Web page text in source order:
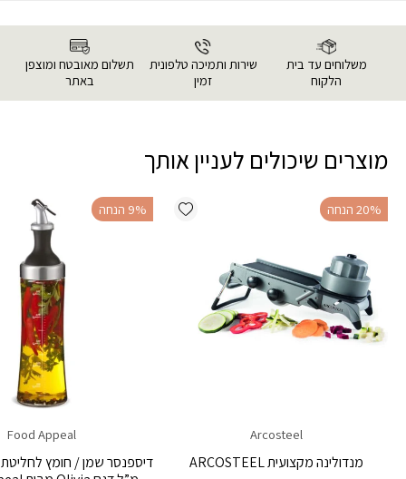
משלוחים עד בית
הלקוח
שירות ותמיכה טלפונית
זמין
תשלום מאובטח ומוצפן
באתר
מוצרים שיכולים לעניין אותך
Add wishlist ‫20% הנחה
Arcosteel
מנדולינה מקצועית ARCOSTEEL
‫9% הנחה
Food Appeal